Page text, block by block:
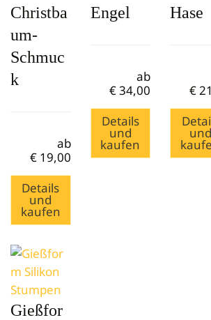
Christba
um-
Schmuc
k
ab
€ 19,00
Details
und
kaufen
Engel
ab
€34,00
Details
und
kaufen
Hase
€
und
Gießfor